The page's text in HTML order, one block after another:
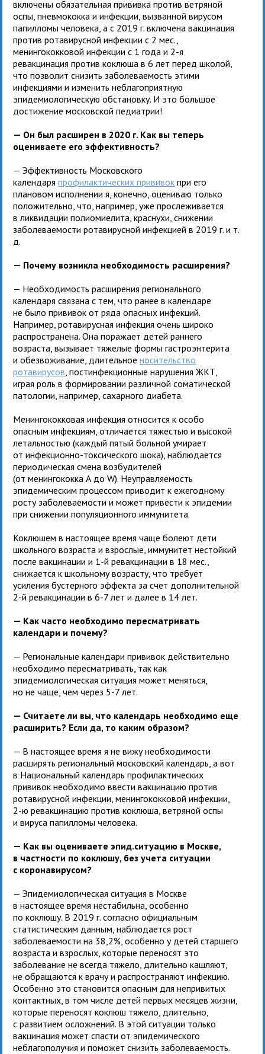
включены обязательная прививка против ветряной
оспы, пневмококка и инфекции, вызванной вирусом
папилломы человека, а с 2019 г. включена вакцинация
против ротавирусной инфекции с 2 мес.,
менингококковой инфекции с 1 года и 2-я
ревакцинация против коклюша в 6 лет перед школой,
что позволит снизить заболеваемость этими
инфекциями и изменить неблагоприятную
эпидемиологическую обстановку. И это большое
достижение московской педиатрии!
— Он был расширен в 2020 г. Как вы теперь
оцениваете его эффективность?
— Эффективность Московского
календаряпрофилактических прививок при его
плановом исполнении я, конечно, оцениваю только
положительно, что, например, уже прослеживается
в ликвидации полиомиелита, краснухи, снижении
заболеваемости ротавирусной инфекцией в 2019 г. и т.
д.
— Почему возникла необходимость расширения?
— Необходимость расширения регионального
календаря связана с тем, что ранее в календаре
не было прививок от ряда опасных инфекций.
Например, ротавирусная инфекция очень широко
распространена. Она поражает детей раннего
возраста, вызывает тяжелые формы гастроэнтерита
и обезвоживание, длительноеносительство
ротавирусов , постинфекционные нарушения ЖКТ,
играя роль в формировании различной соматической
патологии, например, сахарного диабета.
Менингококковая инфекция относится к особо
опасным инфекциям, отличается тяжестью и высокой
летальностью (каждый пятый больной умирает
от инфекционно-токсического шока), наблюдается
периодическая смена возбудителей
(от менингококка А до W). Неуправляемость
эпидемическим процессом приводит к ежегодному
росту заболеваемости и может привести к эпидемии
при снижении популяционного иммунитета.
Коклюшем в настоящее время чаще болеют дети
школьного возраста и взрослые, иммунитет нестойкий
после вакцинации и 1-й ревакцинации в 18 мес.,
снижается к школьному возрасту, что требует
усиления бустерного эффекта за счет дополнительной
2-й ревакцинации в 6-7 лет и далее в 14 лет.
— Как часто необходимо пересматривать
календари и почему?
— Региональные календари прививок действительно
необходимо пересматривать, так как
эпидемиологическая ситуация может меняться,
но не чаще, чем через 5-7 лет.
— Считаете ли вы, что календарь необходимо еще
расширить? Если да, то каким образом?
— В настоящее время я не вижу необходимости
расширять региональный московский календарь, а вот
в Национальный календарь профилактических
прививок необходимо ввести вакцинацию против
ротавирусной инфекции, менингококковой инфекции,
2-ю ревакцинацию против коклюша, ветряной оспы
и вируса папилломы человека.
— Как вы оцениваете эпид.ситуацию в Москве,
в частности по коклюшу, без учета ситуации
с коронавирусом?
— Эпидемиологическая ситуация в Москве
в настоящее время нестабильна, особенно
по коклюшу. В 2019 г. согласно официальным
статистическим данным, наблюдается рост
заболеваемости на 38,2%, особенно у детей старшего
возраста и взрослых, которые переносят это
заболевание не всегда тяжело, длительно кашляют,
не обращаются к врачу и распространяют инфекцию.
Особенно это становится опасным для непривитых
контактных, в том числе детей первых месяцев жизни,
которые переносят коклюш тяжело, длительно,
с развитием осложнений. В этой ситуации только
вакцинация может спасти от эпидемического
неблагополучия и поможет снизить заболеваемость.